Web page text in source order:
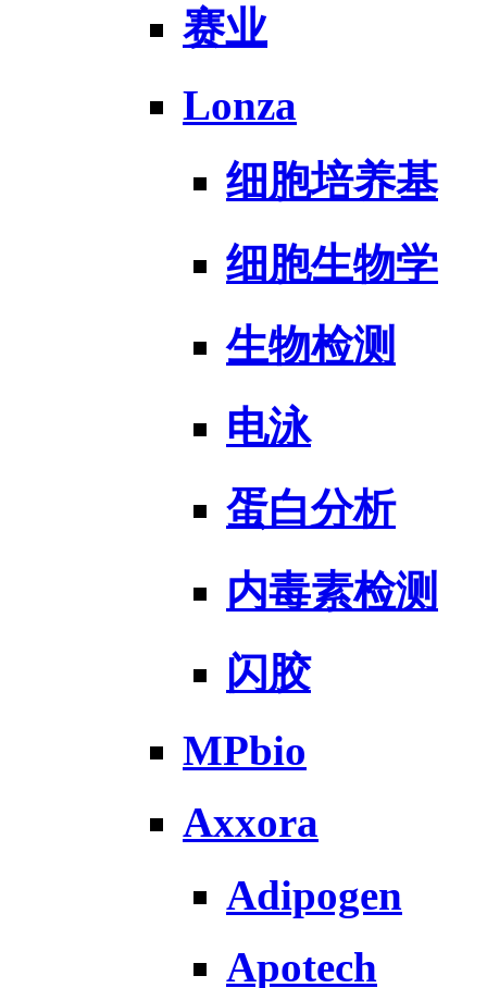
赛业
Lonza
细胞培养基
细胞生物学
生物检测
电泳
蛋白分析
内毒素检测
闪胶
MPbio
Axxora
Adipogen
Apotech